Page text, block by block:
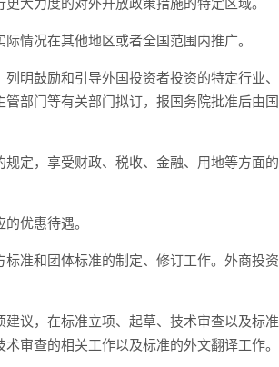
情况在其他地区或者全国范围内推广。
明鼓励和引导外国投资者投资的特定行业、
部门等有关部门拟订，报国务院批准后由国
定，享受财政、税收、金融、用地等方面的
优惠待遇。
准和团体标准的制定、修订工作。外商投资
议，在标准立项、起草、技术审查以及标准
审查的相关工作以及标准的外文翻译工作。